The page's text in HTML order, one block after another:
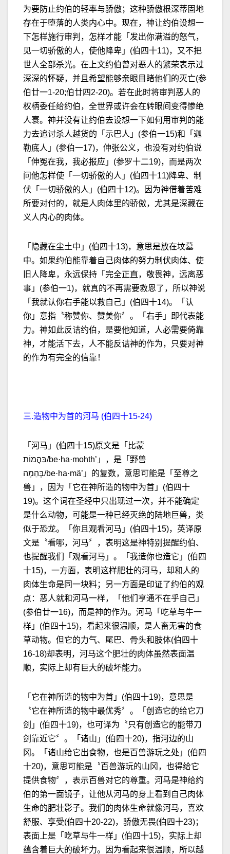
为要防止约伯的轻率与骄傲；这种骄傲根深蒂固地
存在于堕落的人类内心中。现在，神让约伯设想一
下怎样施行审判，怎样才能「发出你满溢的怒气，
见一切骄傲的人，使他降卑」(伯四十11)，又不把
世人全部杀光。在上文约伯曾对恶人的繁荣表示过
深深的怀疑，并且希望能够亲眼目睹他们的灭亡(参
伯廿一1-20;伯廿四2-20)。若在此时将审判恶人的
权柄委任给约伯，全世界或许会在转眼间变得惨绝
人寰。神并没有让约伯去设想一下如何用审判的能
力去追讨杀人越货的「示巴人」(参伯一15)和「迦
勒底人」(参伯一17)，伸张公义，也没有对约伯说
「伸冤在我，我必报应」(参罗十二19)，而是两次
问他怎样使「一切骄傲的人」(伯四十11)降卑、制
伏「一切骄傲的人」(伯四十12)。因为神借着苦难
所要对付的，就是人肉体里的骄傲，尤其是深藏在
义人内心的肉体。
「隐藏在尘土中」(伯四十13)，意思是放在坟墓
中。如果约伯能靠着自己肉体的努力制伏肉体、使
旧人降卑，永远保持「完全正直，敬畏神，远离恶
事」(参伯一1)，就真的不再需要救恩了，所以神说
「我就认你右手能以救自己」(伯四十14)。「认
你」意指〝称赞你、赞美你〞。「右手」即代表能
力。神如此反诘约伯，是要他知道，人必需要倚靠
神，才能活下去，人不能反诘神的作为，只要对神
的作为有完全的信靠！
三.造物中为首的河马 (伯四十15-24)
「河马」(伯四十15)原文是「比蒙
בַּהֲמוֹת/be·ha·mohth’」，是「野兽
בְּהֵמָה/be·ha·mä’」的复数，意思可能是「至尊之
兽」，因为「它在神所造的物中为首」(伯四十
19)。这个词在圣经中只出现过一次，并不能确定
是什么动物，可能是一种已经灭绝的陆地巨兽，类
似于恐龙。「你且观看河马」(伯四十15)，英译原
文是〝看哪，河马〞，表明这是神特别提醒约伯、
也提醒我们「观看河马」。「我造你也造它」(伯四
十15)，一方面，表明这样肥壮的河马，却和人的
肉体生命是同一块料；另一方面是印证了约伯的观
点：恶人就和河马一样，「他们亨通不在乎自己」
(参伯廿一16)，而是神的作为。河马「吃草与牛一
样」(伯四十15)，看起来很温顺，是人畜无害的食
草动物。但它的力气、尾巴、骨头和肢体(伯四十
16-18)却表明，河马这个肥壮的肉体虽然表面温
顺，实际上却有巨大的破坏能力。
「它在神所造的物中为首」(伯四十19)，意思是
〝它在神所造的物中最优秀〞。
「创造它的给它刀
剑」(伯四十19)，也可译为〝只有创造它的能带刀
剑靠近它〞。「诸山」(伯四十20)，指河边的山
冈。「诸山给它出食物，也是百兽游玩之处」(伯四
十20)，意思可能是〝百兽游玩的山冈，也得给它
提供食物〞，表示百兽对它的尊重。河马是神给约
伯的第一面镜子，让他从河马的身上看到自己肉体
生命的肥壮影子。我们的肉体生命就像河马，喜欢
舒服、享受(伯四十20-22)，骄傲无畏(伯四十23)；
表面上是「吃草与牛一样」(伯四十15)，实际上却
蕴含着巨大的破坏力。因为看起来很温顺，所以越